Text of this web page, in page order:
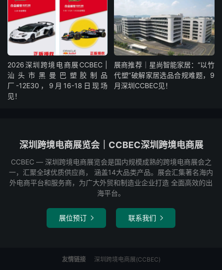
2026深圳跨境电商展CCBEC |
汕头市黑曼巴塑胶制品
厂-12E30，9月16-18日现场
见！
展商推荐｜星尚智能家居：“以竹
代塑”破解家居选品合规难题，9
月深圳CCBEC见！
深圳跨境电商展览会｜CCBEC深圳跨境电商展
CCBEC ― 深圳跨境电商展览会是国内规模成熟的跨境电商展会之
一，汇聚全球优质供应商， 涵盖14大品类产品。展会汇集著名海内
外电商平台和服务商，为广大外贸和制造业企业打造 全面高效的出
海平台。
展位预订  联系我们 
友情链接 深圳跨境电商展(CCBEC)